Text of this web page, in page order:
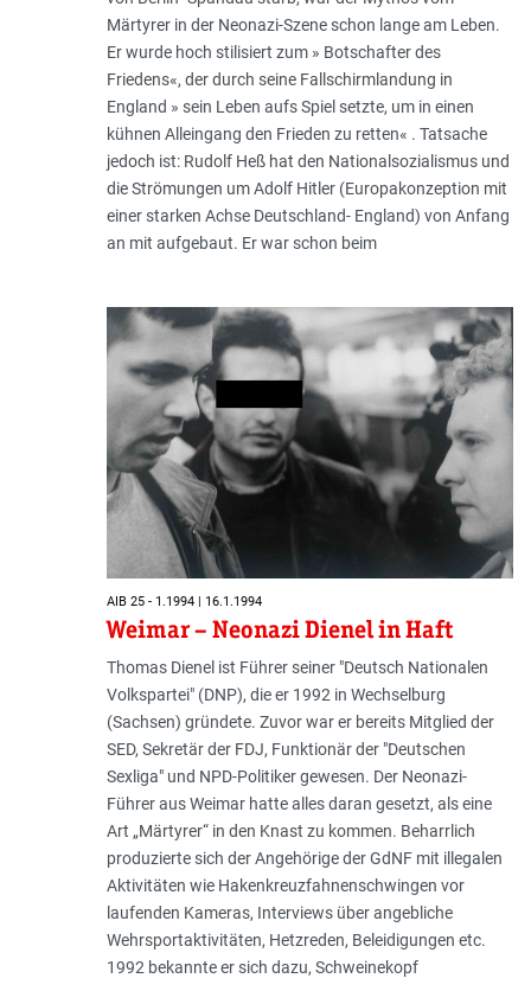
Märtyrer in der Neonazi-Szene schon lange am Leben.
Er wurde hoch stilisiert zum » Botschafter des
Friedens«, der durch seine Fallschirmlandung in
England » sein Leben aufs Spiel setzte, um in einen
kühnen Alleingang den Frieden zu retten« . Tatsache
jedoch ist: Rudolf Heß hat den Nationalsozialismus und
die Strömungen um Adolf Hitler (Europakonzeption mit
einer starken Achse Deutschland- England) von Anfang
an mit aufgebaut. Er war schon beim
AIB 25 - 1.1994 | 16.1.1994
Weimar – Neonazi Dienel in Haft
Thomas Dienel ist Führer seiner "Deutsch Nationalen
Volkspartei" (DNP), die er 1992 in Wechselburg
(Sachsen) gründete. Zuvor war er bereits Mitglied der
SED, Sekretär der FDJ, Funktionär der "Deutschen
Sexliga" und NPD-Politiker gewesen. Der Neonazi-
Führer aus Weimar hatte alles daran gesetzt, als eine
Art „Märtyrer“ in den Knast zu kommen. Beharrlich
produzierte sich der Angehörige der GdNF mit illegalen
Aktivitäten wie Hakenkreuzfahnenschwingen vor
laufenden Kameras, Interviews über angebliche
Wehrsportaktivitäten, Hetzreden, Beleidigungen etc.
1992 bekannte er sich dazu, Schweinekopf